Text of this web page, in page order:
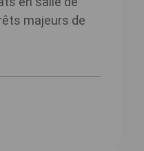
majeurs de